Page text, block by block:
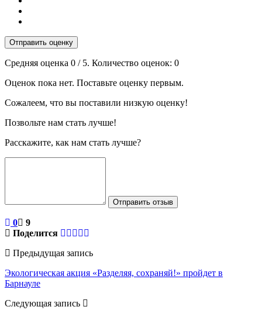
Отправить оценку
Средняя оценка 0 / 5. Количество оценок: 0
Оценок пока нет. Поставьте оценку первым.
Сожалеем, что вы поставили низкую оценку!
Позвольте нам стать лучше!
Расскажите, как нам стать лучше?
Отправить отзыв
0
9
Поделится
Предыдущая запись
Экологическая акция «Разделяя, сохраняй!» пройдет в
Барнауле
Следующая запись